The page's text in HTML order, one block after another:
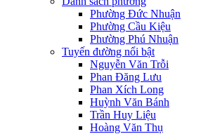
Phường Đức Nhuận
Phường Cầu Kiệu
Phường Phú Nhuận
Tuyến đường nổi bật
Nguyễn Văn Trỗi
Phan Đăng Lưu
Phan Xích Long
Huỳnh Văn Bánh
Trần Huy Liệu
Hoàng Văn Thụ